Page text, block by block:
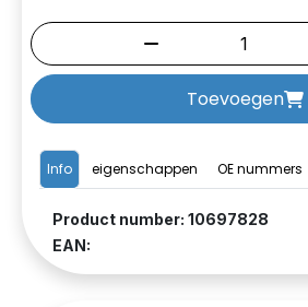
Info eigenschappen OE nummers
Product number: 10697828
EAN:
Toevoegen